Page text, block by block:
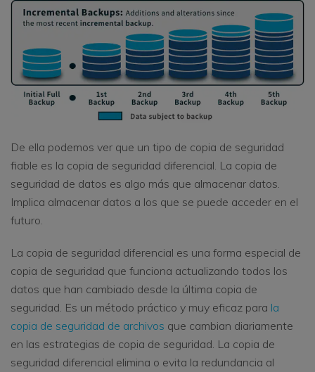
De ella podemos ver que un tipo de copia de seguridad
fiable es la copia de seguridad diferencial. La copia de
seguridad de datos es algo más que almacenar datos.
Implica almacenar datos a los que se puede acceder en el
futuro.
La copia de seguridad diferencial es una forma especial de
copia de seguridad que funciona actualizando todos los
datos que han cambiado desde la última copia de
seguridad. Es un método práctico y muy eficaz para la
copia de seguridad de archivos que cambian diariamente
en las estrategias de copia de seguridad. La copia de
seguridad diferencial elimina o evita la redundancia al